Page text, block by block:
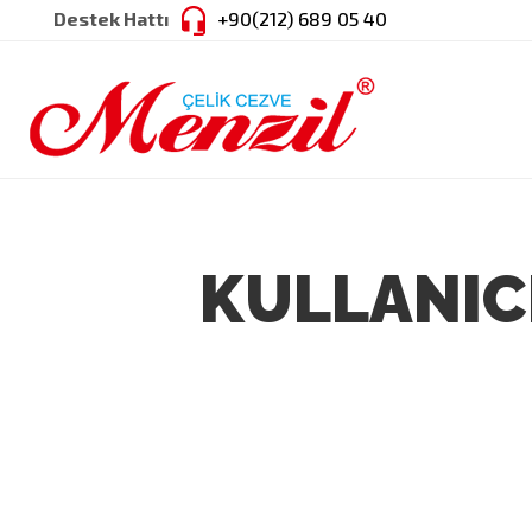
SEPETİM
Sepetinizde ürün bulunmamaktadır.
Destek Hattı +90(212) 689 05 40